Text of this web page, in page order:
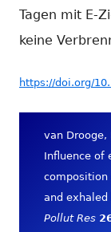
Tagen mit E-
keine
https://doi.org/
van Drooge,
Influence of
composition
and exhaled
Pollut Res